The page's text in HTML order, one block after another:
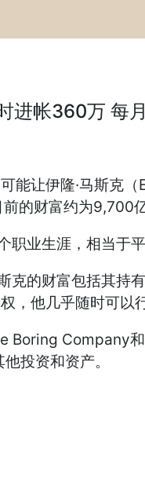
进帐360万 每
能让伊隆·马斯克
的财富约为9,700
职业生涯，相当于
克的财富包括其
，他几乎随时可以
Boring Company
投资和资产。